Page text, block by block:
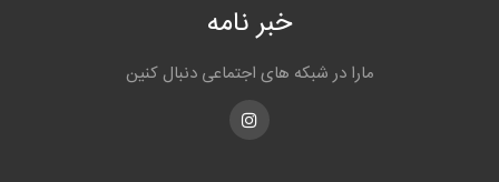
خبر نامه
مارا در شبکه های اجتماعی دنبال کنین
Instagram